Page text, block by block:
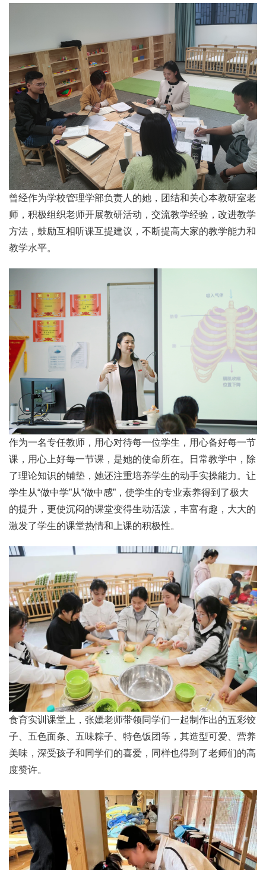
曾经作为学校管理学部负责人的她，团结和关心本教研室老
师，积极组织老师开展教研活动，交流教学经验，改进教学
方法，鼓励互相听课互提建议，不断提高大家的教学能力和
教学水平。
作为一名专任教师，用心对待每一位学生，用心备好每一节
课，用心上好每一节课，是她的使命所在。日常教学中，除
了理论知识的铺垫，她还注重培养学生的动手实操能力。让
学生从“做中学”从“做中感”，使学生的专业素养得到了极大
的提升，更使沉闷的课堂变得生动活泼，丰富有趣，大大的
激发了学生的课堂热情和上课的积极性。
食育实训课堂上，张嫣老师带领同学们一起制作出的五彩饺
子、五色面条、五味粽子、特色饭团等，其造型可爱、营养
美味，深受孩子和同学们的喜爱，同样也得到了老师们的高
度赞许。